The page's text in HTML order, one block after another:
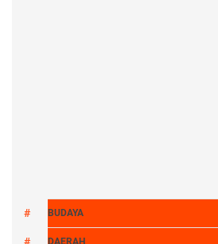
BUDAYA